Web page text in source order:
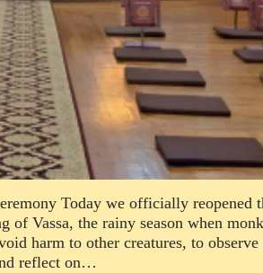
Today we officially reopened
of Vassa, the rainy season when
harm to other creatures, to
reflect on…